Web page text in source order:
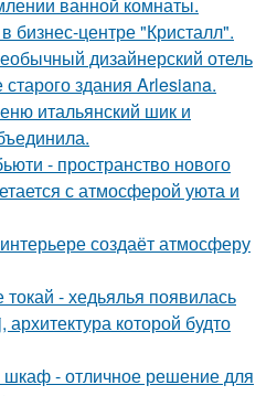
бизнес-центре "Кристалл".
дизайнерский отель
здания Arlesiana.
итальянский шик и
- пространство нового
с атмосферой уюта и
создаёт атмосферу
- хедьялья появилась
которой будто
шкаф - отличное решение для